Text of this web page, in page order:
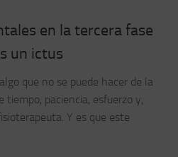
en la tercera fase
un ictus
que no se puede hacer de la
tiempo, paciencia, esfuerzo y,
Y es que este